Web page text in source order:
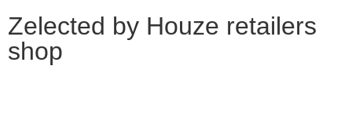
Zelected by Houze retailers
shop